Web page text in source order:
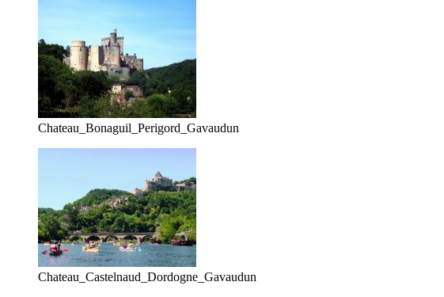
Chateau_Bonaguil_Perigord_Gavaudun
Chateau_Castelnaud_Dordogne_Gavaudun